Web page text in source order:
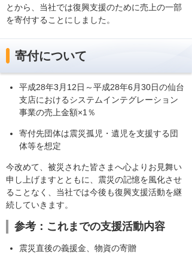
とから、当社では復興支援のために売上の一部
を寄付することにしました。
寄付について
平成28年3月12日～平成28年6月30日の仙台
支店におけるシステムインテグレーション
事業の売上金額×1％
寄付先団体は震災孤児・遺児を支援する団
体等を想定
今改めて、被災された皆さまへ心よりお見舞い
申し上げますとともに、震災の記憶を風化させ
ることなく、当社では今後も復興支援活動を継
続していきます。
参考：これまでの支援活動内容
震災直後の義援金、物資の寄贈